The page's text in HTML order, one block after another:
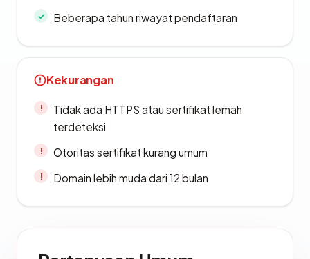
Beberapa tahun riwayat pendaftaran
Kekurangan
Tidak ada HTTPS atau sertifikat lemah
terdeteksi
Otoritas sertifikat kurang umum
Domain lebih muda dari 12 bulan